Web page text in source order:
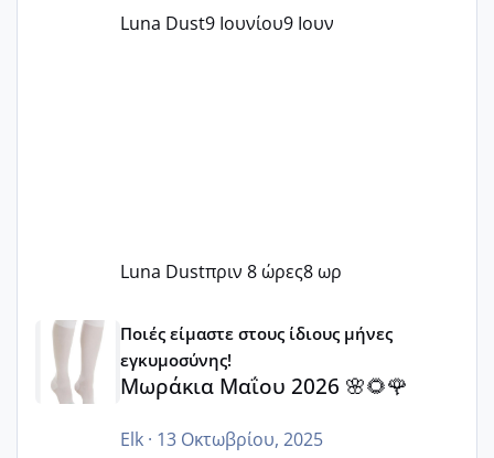
Luna Dust9 Ιουνίου9 Ιουν
Luna Dustπριν 8 ώρες8 ωρ
Μωράκια Μαΐου 2026 🌸🌻🌹
Ποιές είμαστε στους ίδιους μήνες
εγκυμοσύνης!
Μωράκια Μαΐου 2026 🌸🌻🌹
Elk· 13 Οκτωβρίου, 2025